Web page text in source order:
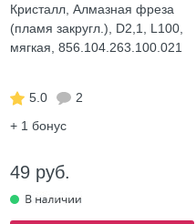
Кристалл, Алмазная фреза
(пламя закругл.), D2,1, L100,
мягкая, 856.104.263.100.021
5.0
2
+ 1 бонус
49 руб.